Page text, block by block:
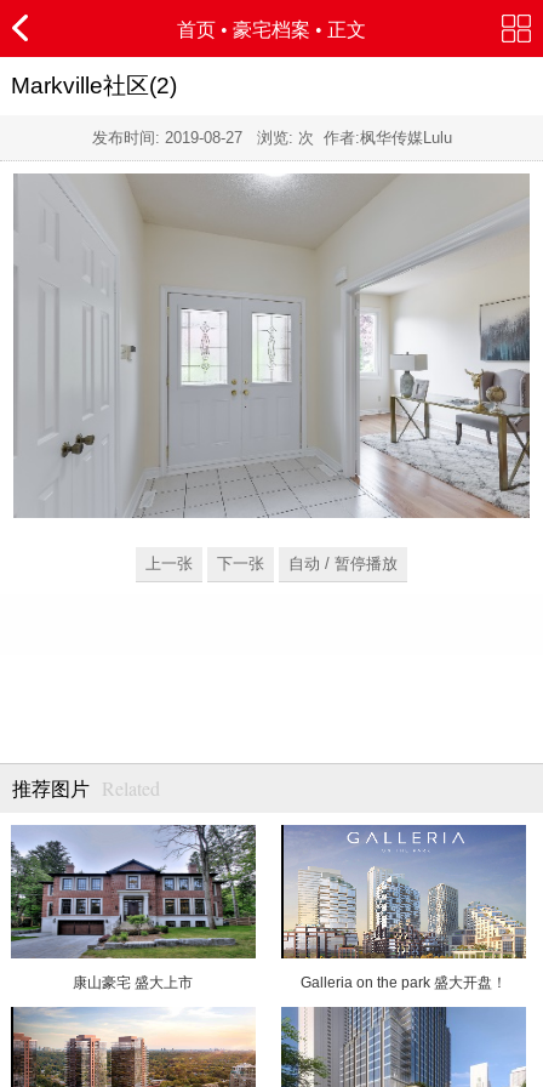
首页 • 豪宅档案 • 正文
Markville社区(2)
发布时间: 2019-08-27浏览: 次 作者:枫华传媒Lulu
上一张 下一张 自动 / 暂停播放
推荐图片 Related
康山豪宅 盛大上市 Galleria on the park 盛大开盘！